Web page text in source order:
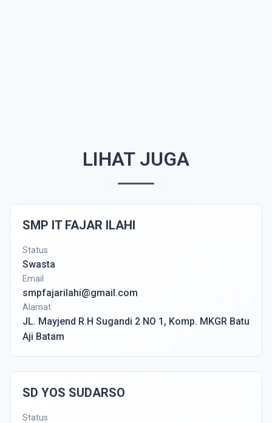
LIHAT JUGA
SMP IT FAJAR ILAHI
Status
Swasta
Email
smpfajarilahi@gmail.com
Alamat
JL. Mayjend R.H Sugandi 2 NO 1, Komp. MKGR Batu
Aji Batam
SD YOS SUDARSO
Status